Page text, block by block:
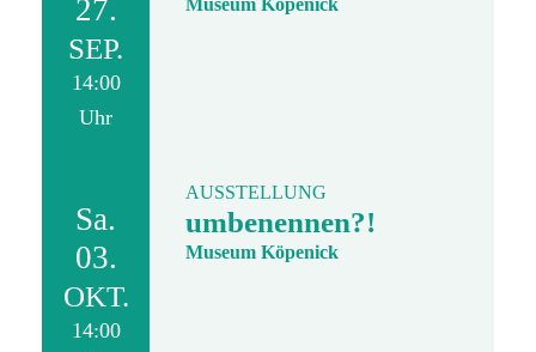
27.
SEP.
14:00
Uhr
Museum Köpenick
Sa.
03.
OKT.
14:00
AUSSTELLUNG
umbenennen?!
Museum Köpenick